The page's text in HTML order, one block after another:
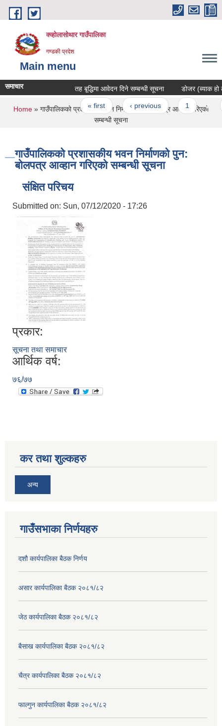
Skip to main content
क्व्होलासोथार गाउँपालिका
गण्डकी प्रदेश
Main menu
समाचार तह बृ्द्धिमा आवेदन दिने सम्बन्धी सूचना डोजर (ब्याक हो
Pages
« first ‹ previous 1 2
You are here
Home » गाउँपालिकको प्रशासकीय भवन निर्माणको पुन: बोलपत्र आव्हान गरिएको
सम्बन्धी सूचना
गाउँपालिकको प्रशासकीय भवन निर्माणको पुन:
बोलपत्र आव्हान गरिएको सम्बन्धी सूचना
संक्षित परिचय
Submitted on: Sun, 07/12/2020 - 17:26
प्रकार:
सूचना तथा समाचार
आर्थिक वर्ष:
७६/७७
कर तथा शुल्कहरु
अन्य
गाउँसभाका निर्णयहरु
दशौ कार्यपालिका बैठक निर्णय
असार कार्यपालिका बैठक २०८१/८२
जेठ कार्यपालिका बैठक २०८१/८२
बैसाख कार्यपालिका बैठक २०८१/८२
चैत्र कार्यपालिका बैठक २०८१/८२
फाल्गुन कार्यपालिका बैठक २०८१/८२